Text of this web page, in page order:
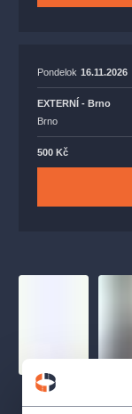
Pondelok 16.11.2026
EXTERNÍ - Brno
Brno
500 Kč